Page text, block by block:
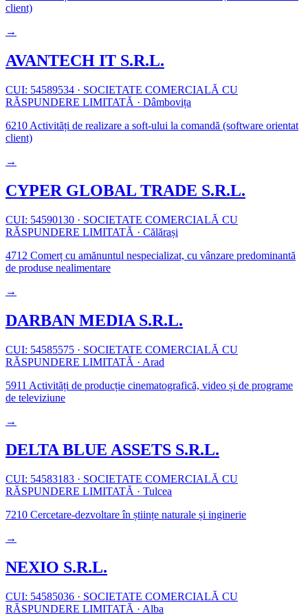
client)
→
AVANTECH IT S.R.L.
CUI: 54589534 · SOCIETATE COMERCIALĂ CU
RĂSPUNDERE LIMITATĂ · Dâmbovița
6210 Activități de realizare a soft-ului la comandă (software orientat
client)
→
CYPER GLOBAL TRADE S.R.L.
CUI: 54590130 · SOCIETATE COMERCIALĂ CU
RĂSPUNDERE LIMITATĂ · Călărași
4712 Comerț cu amănuntul nespecializat, cu vânzare predominantă
de produse nealimentare
→
DARBAN MEDIA S.R.L.
CUI: 54585575 · SOCIETATE COMERCIALĂ CU
RĂSPUNDERE LIMITATĂ · Arad
5911 Activități de producție cinematografică, video și de programe
de televiziune
→
DELTA BLUE ASSETS S.R.L.
CUI: 54583183 · SOCIETATE COMERCIALĂ CU
RĂSPUNDERE LIMITATĂ · Tulcea
7210 Cercetare-dezvoltare în științe naturale și inginerie
→
NEXIO S.R.L.
CUI: 54585036 · SOCIETATE COMERCIALĂ CU
RĂSPUNDERE LIMITATĂ · Alba